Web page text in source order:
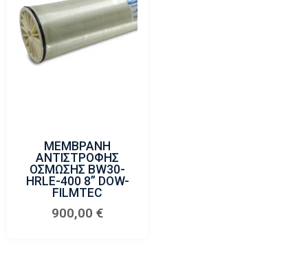
ΜΕΜΒΡΑΝΗ
ΑΝΤΙΣΤΡΟΦΗΣ
ΟΣΜΩΣΗΣ BW30-
HRLE-400 8” DOW-
FILMTEC
900,00€